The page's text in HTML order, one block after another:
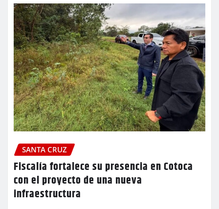
SANTA CRUZ
Fiscalía fortalece su presencia en Cotoca
con el proyecto de una nueva
infraestructura